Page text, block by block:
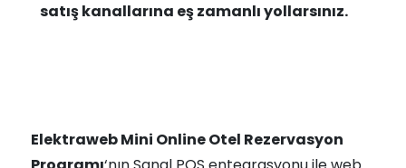
satış kanallarına eş zamanlı yollarsınız.
Elektraweb Mini Online Otel Rezervasyon